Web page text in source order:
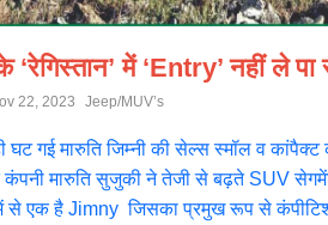
‘रेगिस्तान’ में ‘Entry’ नहीं ले
22, 2023 Jeep/MUV’s
घट गई मारुति जिम्नी की सेल्स स्मॉल व
कंपनी मारुति सुजुकी ने तेजी से बढ़ते SUV
से एक है Jimny जिसका प्रमुख रूप से